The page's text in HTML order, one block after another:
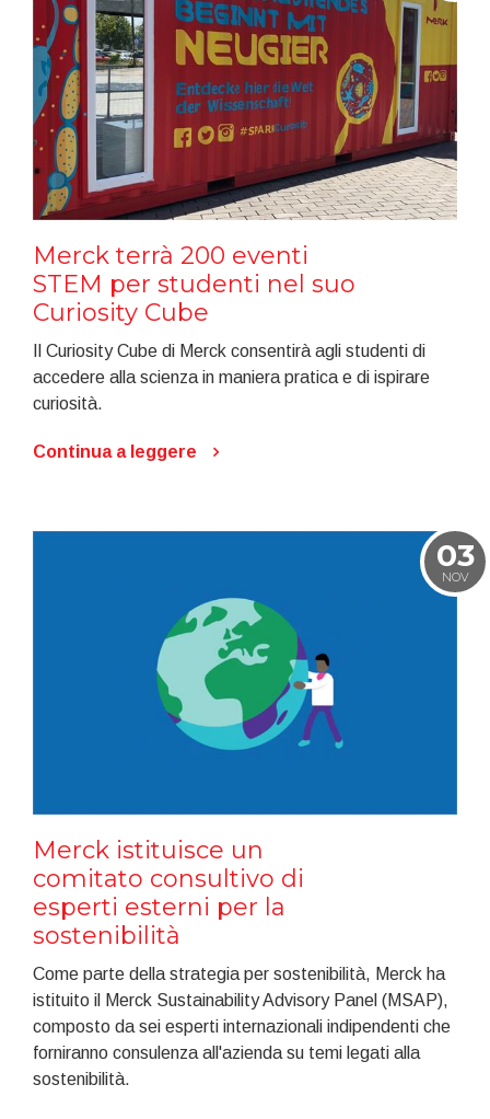
Merck terrà 200 eventi
STEM per studenti nel suo
Curiosity Cube
Il Curiosity Cube di Merck consentirà agli studenti di
accedere alla scienza in maniera pratica e di ispirare
curiosità.
Continua a leggere
03
NOV
Merck istituisce un
comitato consultivo di
esperti esterni per la
sostenibilità
Come parte della strategia per sostenibilità, Merck ha
istituito il Merck Sustainability Advisory Panel (MSAP),
composto da sei esperti internazionali indipendenti che
forniranno consulenza all'azienda su temi legati alla
sostenibilità.